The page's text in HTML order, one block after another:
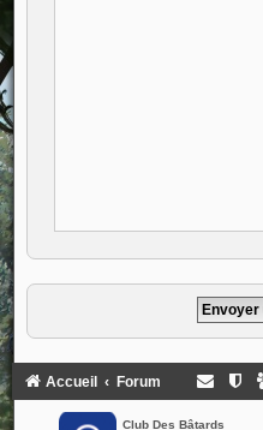
Accueil Forum
Club Des Bâtards